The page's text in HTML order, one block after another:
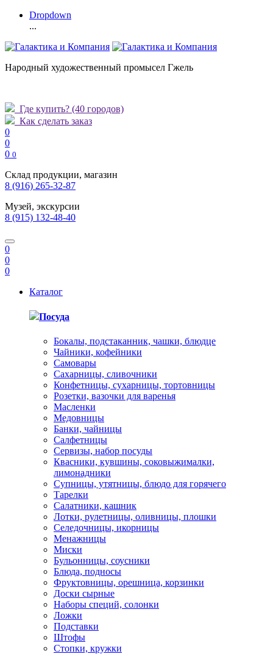
Dropdown
...
Народный художественный промысел Гжель
Где купить? (40 городов)
Как сделать заказ
0
0
0 0
Склад продукции, магазин
8 (916) 265-32-87
Музей, экскурсии
8 (915) 132-48-40
0
0
0
Каталог
Посуда
Бокалы, подстаканник, чашки, блюдце
Чайники, кофейники
Самовары
Сахарницы, сливочники
Конфетницы, сухарницы, тортовницы
Розетки, вазочки для варенья
Масленки
Медовницы
Банки, чайницы
Салфетницы
Сервизы, набор посуды
Квасники, кувшины, соковыжималки,
лимонадники
Супницы, утятницы, блюдо для горячего
Тарелки
Салатники, кашник
Лотки, рулетницы, оливницы, плошки
Селедочницы, икорницы
Менажницы
Миски
Бульонницы, соусники
Блюда, подносы
Фруктовницы, орешница, корзинки
Доски сырные
Наборы специй, солонки
Ложки
Подставки
Штофы
Стопки, кружки